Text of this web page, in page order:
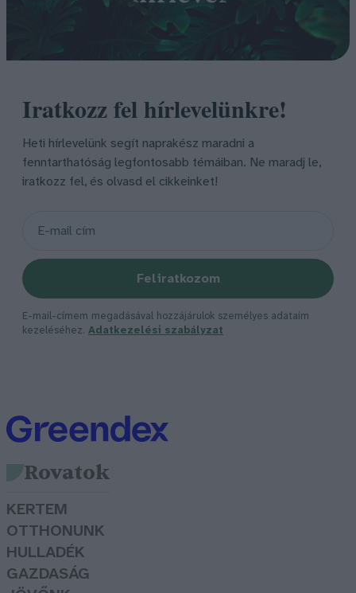
Iratkozz fel hírlevelünkre!
Heti hírlevelünk segít naprakész maradni a
fenntarthatóság legfontosabb témáiban. Ne maradj le,
iratkozz fel, és olvasd el cikkeinket!
Feliratkozom
E-mail-címem megadásával hozzájárulok személyes adataim
kezeléséhez. Adatkezelési szabályzat
Rovatok
KERTEM
OTTHONUNK
HULLADÉK
GAZDASÁG